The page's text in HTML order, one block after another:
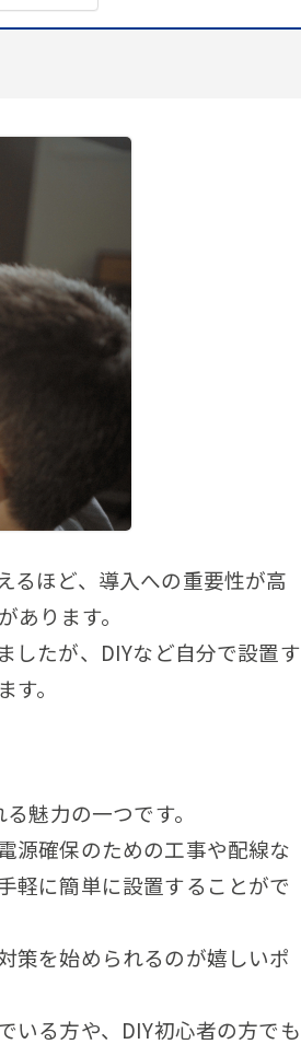
るほど、導入への重要性が高
ります。
したが、DIYなど自分で設置す
。
魅力の一つです。
源確保のための工事や配線な
軽に簡単に設置することがで
策を始められるのが嬉しいポ
いる方や、DIY初心者の方でも